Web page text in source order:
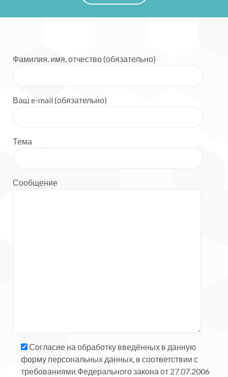
Фамилия, имя, отчество (обязательно)
Ваш e-mail (обязательно)
Тема
Сообщение
Согласие на обработку введённых в данную
форму персональных данных, в соответствии с
требованиями Федерального закона от 27.07.2006